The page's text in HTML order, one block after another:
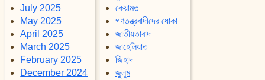
July 2025
May 2025
April 2025
March 2025
February 2025
December 2024
কেয়ামত
গণতন্ত্রবাদীদের ধোকা
জাতীয়তাবাদ
জাহেলিয়াত
জিহাদ
জুলুম